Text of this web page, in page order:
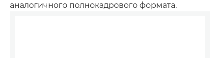
аналогичного полнокадрового формата.